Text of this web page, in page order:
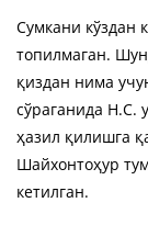
Сумкани кўздан
топилмаган.
қиздан нима
сўраганида Н.С.
ҳазил қилишга
Шайхонтоҳур
кетилган.